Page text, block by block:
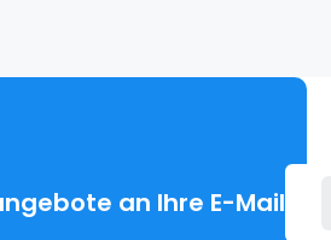
an Ihre E-Mail